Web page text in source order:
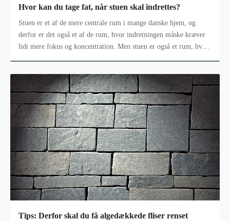
Hvor kan du tage fat, når stuen skal indrettes?
Stuen er et af de mere centrale rum i mange danske hjem, og
derfor er det også et af de rum, hvor indretningen måske kræver
lidt mere fokus og koncentration. Men stuen er også et rum, hvor
Tips: Derfor skal du få algedækkede fliser renset